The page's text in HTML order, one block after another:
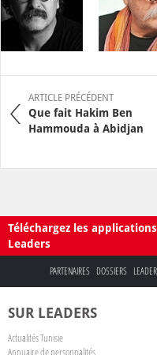
ARTICLE PRÉCÉDENT
Que fait Hakim Ben
Hammouda à Abidjan
Téléchargez les applications
Leaders
PARTENAIRES DOSSIERS
SUR LEADERS
Actualités Tunisie
Annuaire de personnalités